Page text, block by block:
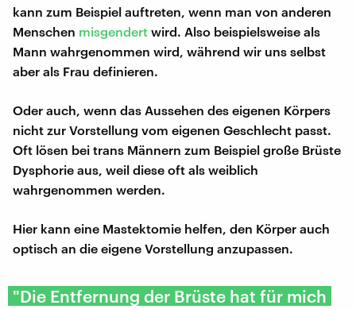
kann zum Beispiel auftreten, wenn man von anderen
Menschen misgendert wird. Also beispielsweise als
Mann wahrgenommen wird, während wir uns selbst
aber als Frau definieren.
Oder auch, wenn das Aussehen des eigenen Körpers
nicht zur Vorstellung vom eigenen Geschlecht passt.
Oft lösen bei trans Männern zum Beispiel große Brüste
Dysphorie aus, weil diese oft als weiblich
wahrgenommen werden.
Hier kann eine Mastektomie helfen, den Körper auch
optisch an die eigene Vorstellung anzupassen.
"Die Entfernung der Brüste hat für mich